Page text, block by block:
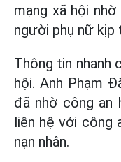
mạng xã hội
người phụ nữ kịp
Thông tin nhanh
hội. Anh Phạm
đã nhờ công
liên hệ với công
nạn nhân.